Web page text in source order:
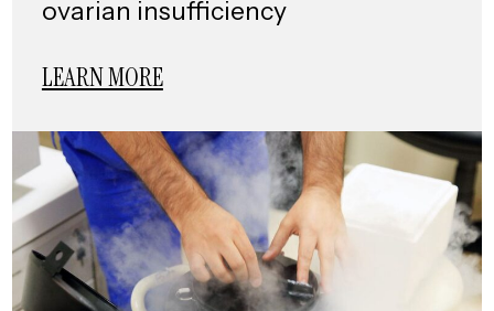
ovarian insufficiency
LEARN MORE